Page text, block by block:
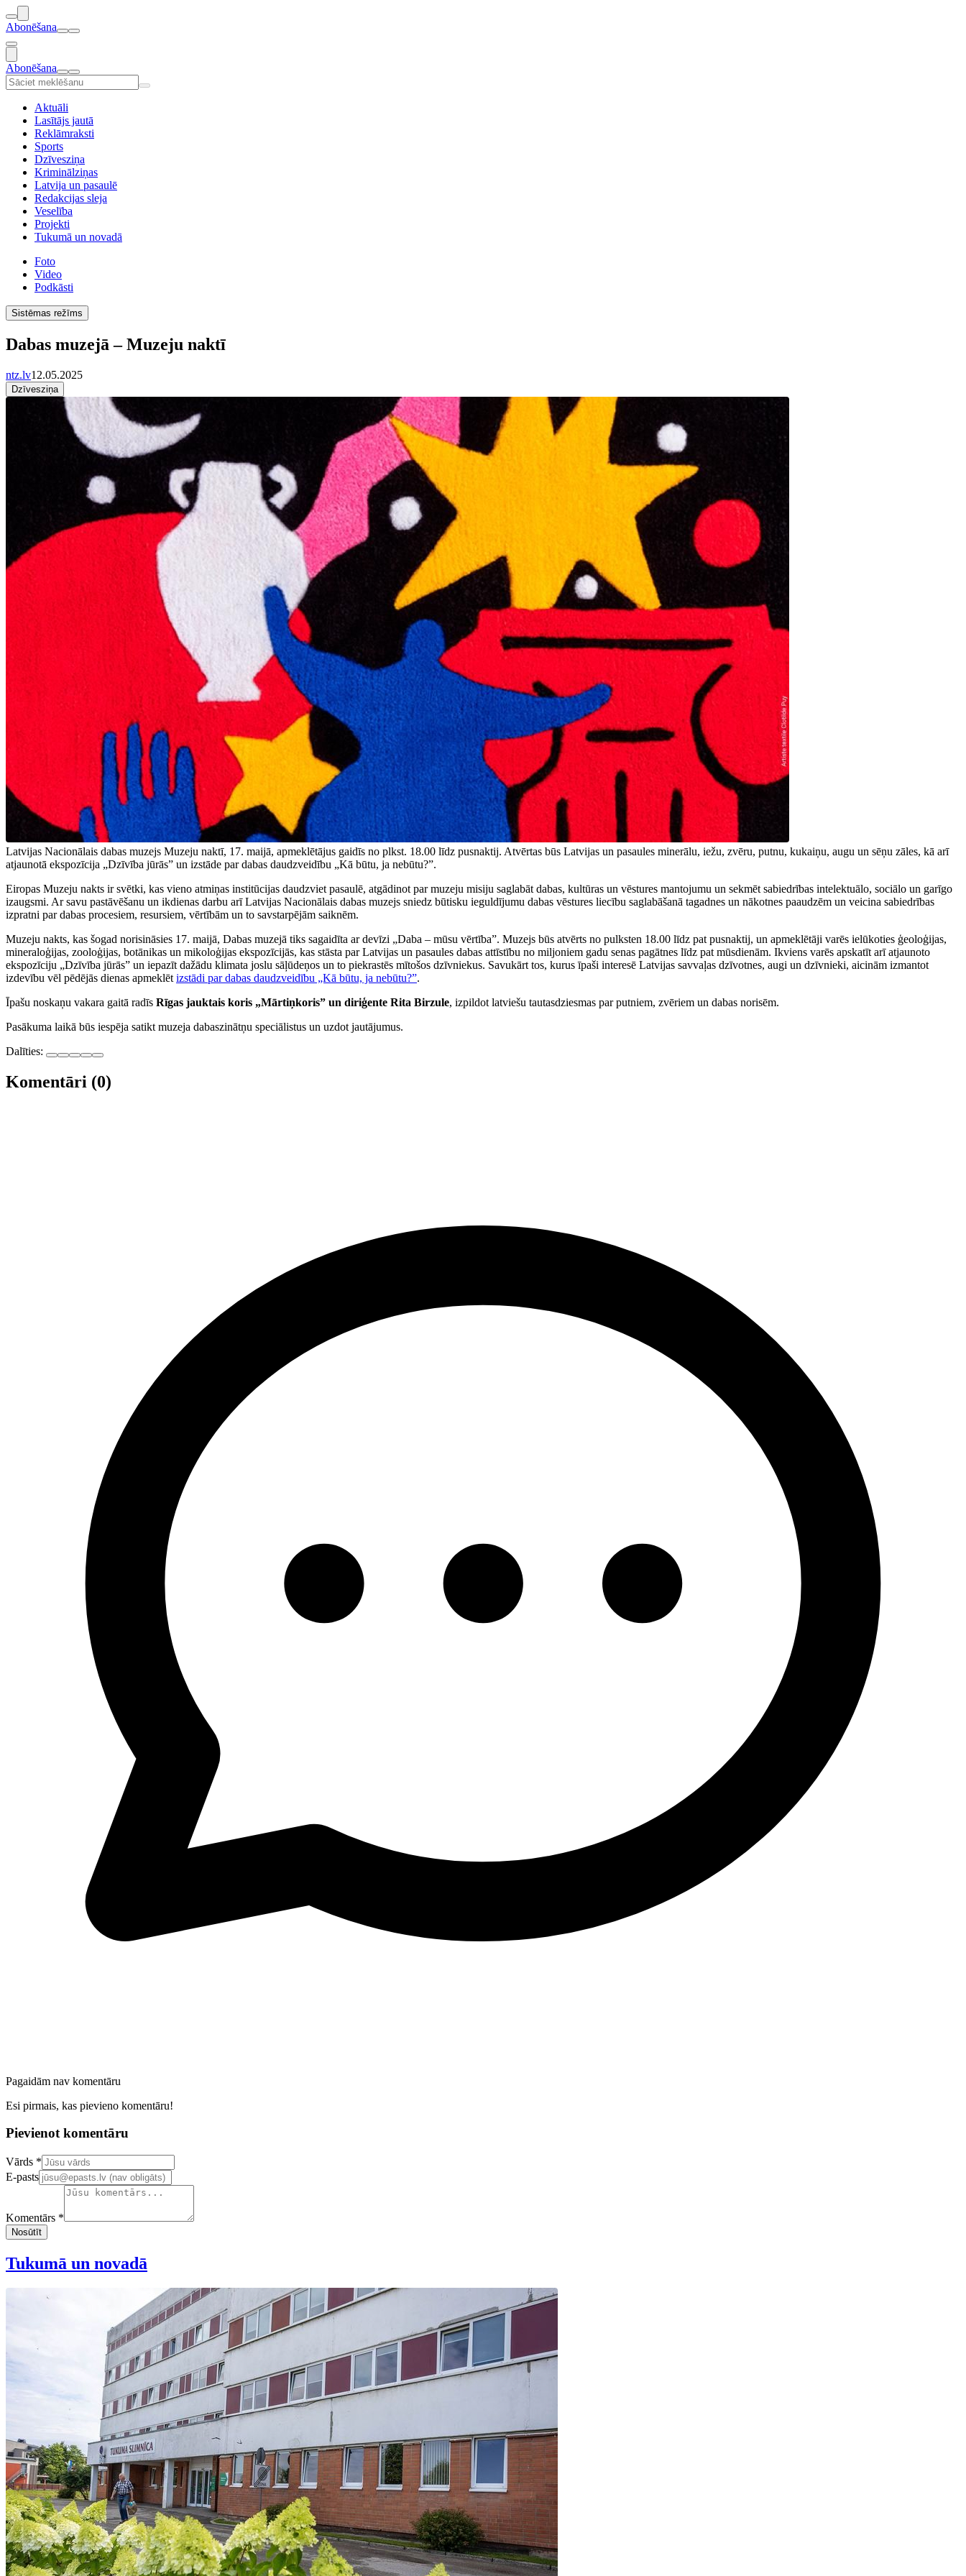
Abonēšana
Abonēšana
Aktuāli
Lasītājs jautā
Reklāmraksti
Sports
Dzīvesziņa
Kriminālziņas
Latvija un pasaulē
Redakcijas sleja
Veselība
Projekti
Tukumā un novadā
Foto
Video
Podkāsti
Sistēmas režīms
Dabas muzejā – Muzeju naktī
ntz.lv12.05.2025
Dzīvesziņa
Latvijas Nacionālais dabas muzejs Muzeju naktī, 17. maijā, apmeklētājus gaidīs no plkst. 18.00 līdz pusnaktij. Atvērtas būs Latvijas un pasaules minerālu, iežu, zvēru, putnu, kukaiņu, augu un sēņu zāles, kā arī
atjaunotā ekspozīcija „Dzīvība jūrās” un izstāde par dabas daudzveidību „Kā būtu, ja nebūtu?”.
Eiropas Muzeju nakts ir svētki, kas vieno atmiņas institūcijas daudzviet pasaulē, atgādinot par muzeju misiju saglabāt dabas, kultūras un vēstures mantojumu un sekmēt sabiedrības intelektuālo, sociālo un garīgo
izaugsmi. Ar savu pastāvēšanu un ikdienas darbu arī Latvijas Nacionālais dabas muzejs sniedz būtisku ieguldījumu dabas vēstures liecību saglabāšanā tagadnes un nākotnes paaudzēm un veicina sabiedrības
izpratni par dabas procesiem, resursiem, vērtībām un to savstarpējām saiknēm.
Muzeju nakts, kas šogad norisināsies 17. maijā, Dabas muzejā tiks sagaidīta ar devīzi „Daba – mūsu vērtība”. Muzejs būs atvērts no pulksten 18.00 līdz pat pusnaktij, un apmeklētāji varēs ielūkoties ģeoloģijas,
mineraloģijas, zooloģijas, botānikas un mikoloģijas ekspozīcijās, kas stāsta par Latvijas un pasaules dabas attīstību no miljoniem gadu senas pagātnes līdz pat mūsdienām. Ikviens varēs apskatīt arī atjaunoto
ekspozīciju „Dzīvība jūrās” un iepazīt dažādu klimata joslu sāļūdeņos un to piekrastēs mītošos dzīvniekus. Savukārt tos, kurus īpaši interesē Latvijas savvaļas dzīvotnes, augi un dzīvnieki, aicinām izmantot
izdevību vēl pēdējās dienas apmeklēt izstādi par dabas daudzveidību „Kā būtu, ja nebūtu?”.
Īpašu noskaņu vakara gaitā radīs Rīgas jauktais koris „Mārtiņkoris” un diriģente Rita Birzule, izpildot latviešu tautasdziesmas par putniem, zvēriem un dabas norisēm.
Pasākuma laikā būs iespēja satikt muzeja dabaszinātņu speciālistus un uzdot jautājumus.
Dalīties:
Komentāri (0)
Pagaidām nav komentāru
Esi pirmais, kas pievieno komentāru!
Pievienot komentāru
Confirm your email address
Vārds *
E-pasts
Komentārs *
Nosūtīt
Tukumā un novadā